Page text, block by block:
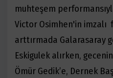
muhteşem
Victor Osimhen'in imzalı
arttırmada Galarasaray
Eskigulek alırken,
Ömür Gedik’e, Dernek